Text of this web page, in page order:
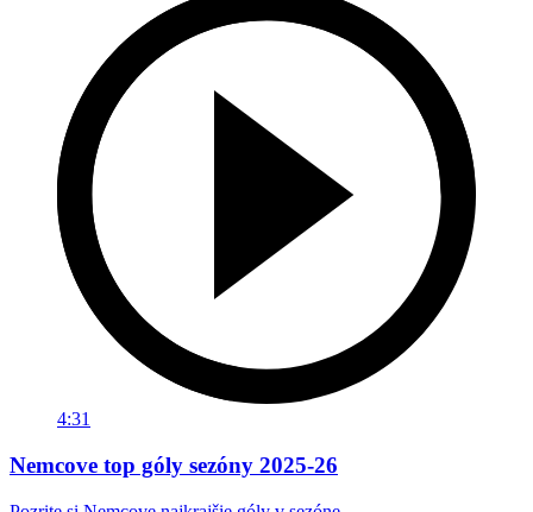
4:31
Nemcove top góly sezóny 2025-26